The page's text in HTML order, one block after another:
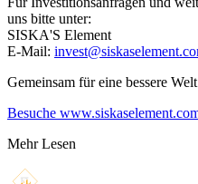
uns bitte unter:
SISKA'S Element
E-Mail:
Gemeinsam für eine bessere
Besuche
Mehr Lesen